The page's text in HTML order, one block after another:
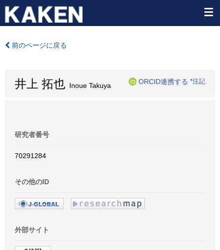
前のページに戻る
井上 拓也 Inoue Takuya
ORCID連携する *注記
研究者番号
70291284
その他のID
外部サイト